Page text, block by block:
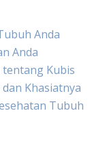
Anda
Anda
tentang Kubis
Khasiatnya
Tubuh